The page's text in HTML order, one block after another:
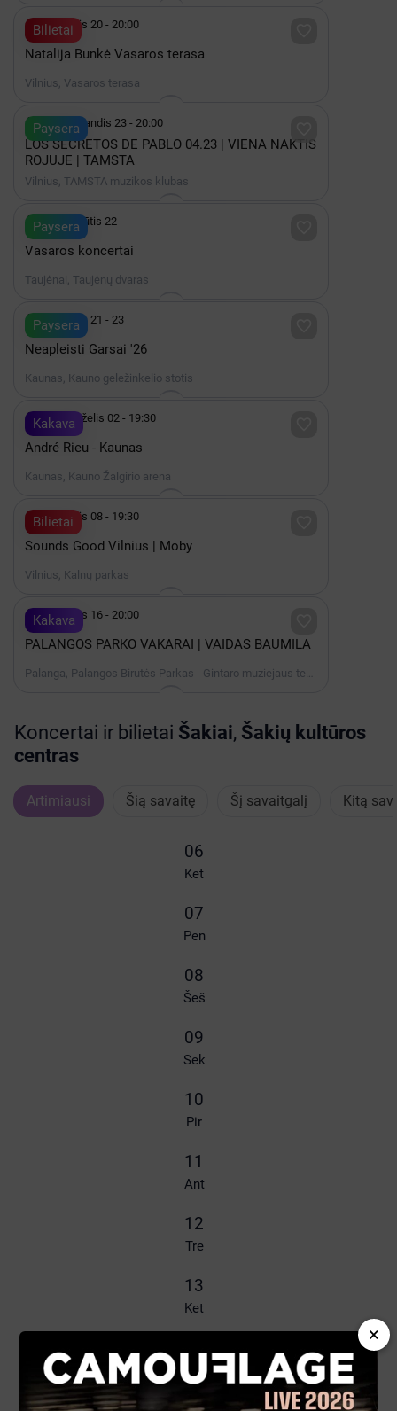
Bilietai
 Rugpjūtis 20 - 20:00
Natalija Bunkė Vasaros terasa
Vilnius, Vasaros terasa
Paysera
 2027 Balandis 23 - 20:00
LOS SECRETOS DE PABLO 04.23 | VIENA NAKTIS
ROJUJE | TAMSTA
Vilnius, TAMSTA muzikos klubas
Paysera
 iki Rugpjūtis 22
Vasaros koncertai
Taujėnai, Taujėnų dvaras
Paysera
 Rugpjūtis 21 - 23
Neapleisti Garsai '26
Kaunas, Kauno geležinkelio stotis
Kakava
 2027 Birželis 02 - 19:30
André Rieu - Kaunas
Kaunas, Kauno Žalgirio arena
Bilietai
 Rugpjūtis 08 - 19:30
Sounds Good Vilnius | Moby
Vilnius, Kalnų parkas
Kakava
 Rugpjūtis 16 - 20:00
PALANGOS PARKO VAKARAI | VAIDAS BAUMILA
Palanga, Palangos Birutės Parkas - Gintaro muziejaus terasa
Koncertai ir bilietai Šakiai, Šakių kultūros
centras
Artimiausi Šią savaitę Šį savaitgalį Kitą
06
Ket
07
Pen
08
Šeš
09
Sek
10
Pir
11
Ant
12
Tre
13
Ket
14
Pen
×